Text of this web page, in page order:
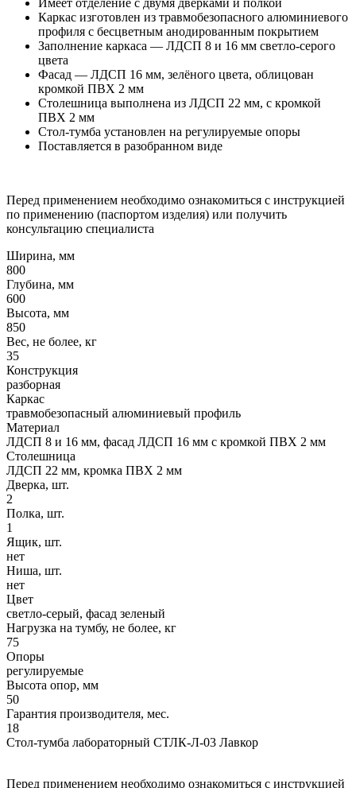
Каркас изготовлен из травмобезопасного алюминиевого
профиля с бесцветным анодированным покрытием
Заполнение каркаса — ЛДСП 8 и 16 мм светло-серого
цвета
Фасад — ЛДСП 16 мм, зелёного цвета, облицован
кромкой ПВХ 2 мм
Столешница выполнена из ЛДСП 22 мм, с кромкой
ПВХ 2 мм
Стол-тумба установлен на регулируемые опоры
Поставляется в разобранном виде
Перед применением необходимо ознакомиться с инструкцией
по применению (паспортом изделия) или получить
консультацию специалиста
Ширина, мм
800
Глубина, мм
600
Высота, мм
850
Вес, не более, кг
35
Конструкция
разборная
Каркас
травмобезопасный алюминиевый профиль
Материал
ЛДСП 8 и 16 мм, фасад ЛДСП 16 мм с кромкой ПВХ 2 мм
Столешница
ЛДСП 22 мм, кромка ПВХ 2 мм
Дверка, шт.
2
Полка, шт.
1
Ящик, шт.
нет
Ниша, шт.
нет
Цвет
светло-серый, фасад зеленый
Нагрузка на тумбу, не более, кг
75
Опоры
регулируемые
Высота опор, мм
50
Гарантия производителя, мес.
18
Стол-тумба лабораторный СТЛК-Л-03 Лавкор
Перед применением необходимо ознакомиться с инструкцией